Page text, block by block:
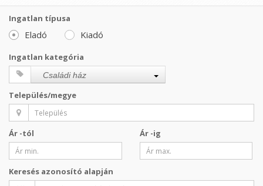
Ingatlan típusa
Eladó Kiadó
Ingatlan kategória
Családi ház
Település/megye
Ár -tól Ár -ig
Keresés azonosító alapján